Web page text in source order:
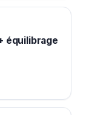
équilibrage